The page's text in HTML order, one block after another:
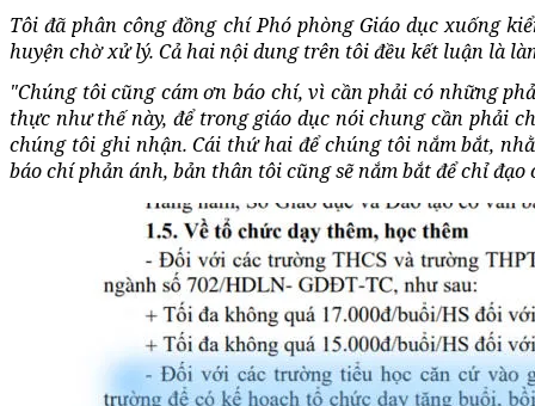
Tôi đã phân công đồng chí Phó phòng Giáo dục xuống
huyện chờ xử lý. Cả hai nội dung trên tôi đều kết luận là
"Chúng tôi cũng cám ơn báo chí, vì cần phải có những
thực như thế này, để trong giáo dục nói chung cần phải
chúng tôi ghi nhận. Cái thứ hai để chúng tôi nắm bắt,
báo chí phản ánh, bản thân tôi cũng sẽ nắm bắt để chỉ